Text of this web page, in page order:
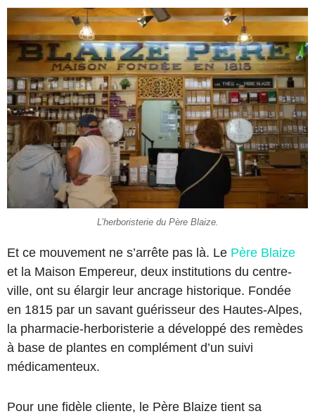
L’herboristerie du Père Blaize.
Et ce mouvement ne s’arrête pas là. Le Père Blaize
et la Maison Empereur, deux institutions du centre-
ville, ont su élargir leur ancrage historique. Fondée
en 1815 par un savant guérisseur des Hautes-Alpes,
la pharmacie-herboristerie a développé des remèdes
à base de plantes en complément d’un suivi
médicamenteux.
Pour une fidèle cliente, le Père Blaize tient sa